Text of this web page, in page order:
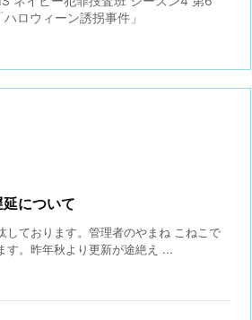
ハロウィーン誘拐事件」
について
しております。管理者のやまね こねこで
す。昨年秋より更新が途絶え ...